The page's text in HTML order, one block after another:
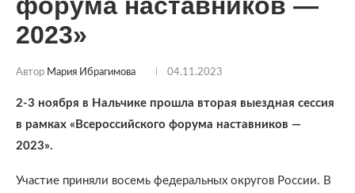
2023»
Автор Мария Ибрагимова 04.11.2023
2-3 ноября в Нальчике прошла вторая выездная сессия
в рамках «Всероссийского форума наставников —
2023».
Участие приняли восемь федеральных округов России. В